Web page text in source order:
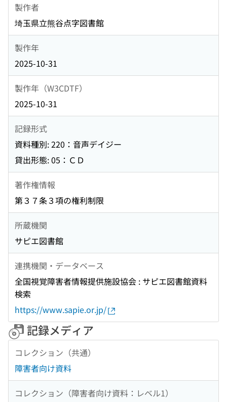
製作者
埼玉県立熊谷点字図書館
製作年
2025-10-31
製作年（W3CDTF）
2025-10-31
記録形式
資料種別: 220：音声デイジー
貸出形態: 05：ＣＤ
著作権情報
第３７条３項の権利制限
所蔵機関
サピエ図書館
連携機関・データベース
全国視覚障害者情報提供施設協会 : サピエ図書館資料
検索
https://www.sapie.or.jp/
記録メディア
コレクション（共通）
障害者向け資料
コレクション（障害者向け資料：レベル1）